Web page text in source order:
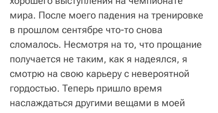
мира. После моего падения на тренировке
в прошлом сентябре что-то снова
сломалось. Несмотря на то, что прощание
получается не таким, как я надеялся, я
смотрю на свою карьеру с невероятной
гордостью. Теперь пришло время
наслаждаться другими вещами в моей